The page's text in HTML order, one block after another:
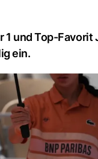
und Top-
ein.